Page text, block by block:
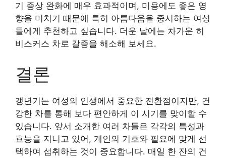
기 증상 완화에 매우 효과적이며, 미용에도 좋은 영
향을 미치기 때문에 특히 아름다움을 중시하는 여성
들에게 추천하고 싶습니다. 더운 날에는 차가운 히
비스커스 차로 갈증을 해소해 보세요.
결론
갱년기는 여성의 인생에서 중요한 전환점이지만, 건
강한 차를 통해 보다 편안하게 이 시기를 맞이할 수
있습니다. 앞서 소개한 여러 차들은 각각의 특성과
효능을 지니고 있어, 개인의 기호와 필요에 맞게 선
택하여 섭취하는 것이 중요합니다. 매일 한 잔의 건